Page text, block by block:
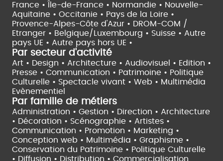
France •
Île-de-France • Normandie • Nouvelle-
Aquitaine • Occitanie • Pays de la Loire •
Provence-Alpes-Côte d'Azur • DROM-COM /
Etranger • Belgique/Luxembourg • Suisse • Autre
pays UE • Autre pays hors UE •
Par secteur d'activité
Art • Design • Architecture • Audiovisuel • Edition •
Presse • Communication • Patrimoine • Politique
Culturelle • Spectacle vivant • Web • Multimédia
Evènementiel
Par famille de métiers
Administration • Gestion • Direction • Architecture
• Décoration • Scénographie • Artistes •
Communication • Promotion • Marketing •
Conception web • Multimédia • Graphisme •
Conservation du Patrimoine • Politique Culturelle
• Diffusion • Distribution • Commercialisation